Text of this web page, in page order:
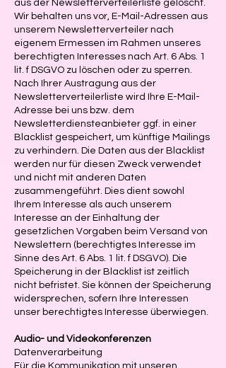
aus der Newsletterverteilerliste gelöscht.
Wir behalten uns vor, E-Mail-Adressen aus
unserem Newsletterverteiler nach
eigenem Ermessen im Rahmen unseres
berechtigten Interesses nach Art. 6 Abs. 1
lit. f DSGVO zu löschen oder zu sperren.
Nach Ihrer Austragung aus der
Newsletterverteilerliste wird Ihre E-Mail-
Adresse bei uns bzw. dem
Newsletterdiensteanbieter ggf. in einer
Blacklist gespeichert, um künftige Mailings
zu verhindern. Die Daten aus der Blacklist
werden nur für diesen Zweck verwendet
und nicht mit anderen Daten
zusammengeführt. Dies dient sowohl
Ihrem Interesse als auch unserem
Interesse an der Einhaltung der
gesetzlichen Vorgaben beim Versand von
Newslettern (berechtigtes Interesse im
Sinne des Art. 6 Abs. 1 lit. f DSGVO). Die
Speicherung in der Blacklist ist zeitlich
nicht befristet. Sie können der Speicherung
widersprechen, sofern Ihre Interessen
unser berechtigtes Interesse überwiegen.
Audio- und Videokonferenzen
Datenverarbeitung